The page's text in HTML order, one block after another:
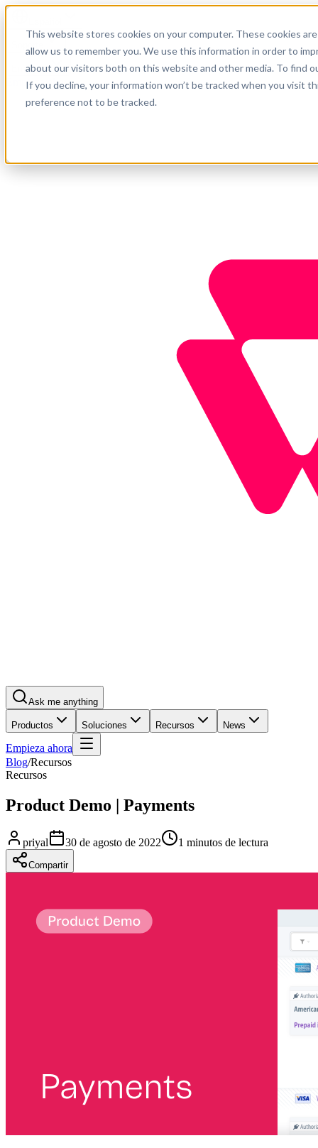
This website stores cookies on your computer. These cookies
allow us to remember you. We use this information in order to
about our visitors both on this website and other media. To find
If you decline, your information won’t be tracked when you visit
preference not to be tracked.
Soporte
Empresa
Empieza ahora
Ask me anything
Productos Soluciones Recursos News
Empieza ahora
Blog/Recursos
Recursos
Product Demo | Payments
priyal 30 de agosto de 2022 1 minutos de lectura
Compartir